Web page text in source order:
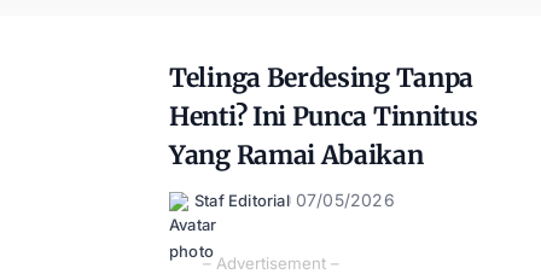
Telinga Berdesing Tanpa
Henti? Ini Punca Tinnitus
Yang Ramai Abaikan
Posted
Staf Editorial 07/05/2026
– Advertisement –